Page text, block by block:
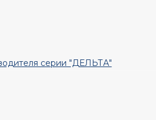
серии "ДЕЛЬТА"